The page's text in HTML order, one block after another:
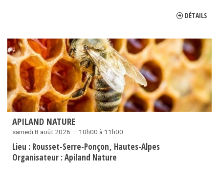
DÉTAILS
APILAND NATURE
samedi 8 août 2026 — 10h00 à 11h00
Lieu : Rousset-Serre-Ponçon Hautes-Alpes
Organisateur :Apiland Nature